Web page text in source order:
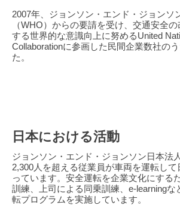
2007年、ジョンソン・エンド・ジョンソ
（WHO）からの要請を受け、交通安全
する世界的な意識向上に努めるUnited
Collaborationに参画した民間企業数社の
た。
日本における活動
ジョンソン・エンド・ジョンソン日本法
2,300人を超える従業員が車両を運転し
っています。安全運転を企業文化にする
訓練、上司による同乗訓練、e-learningな
転プログラムを実施しています。